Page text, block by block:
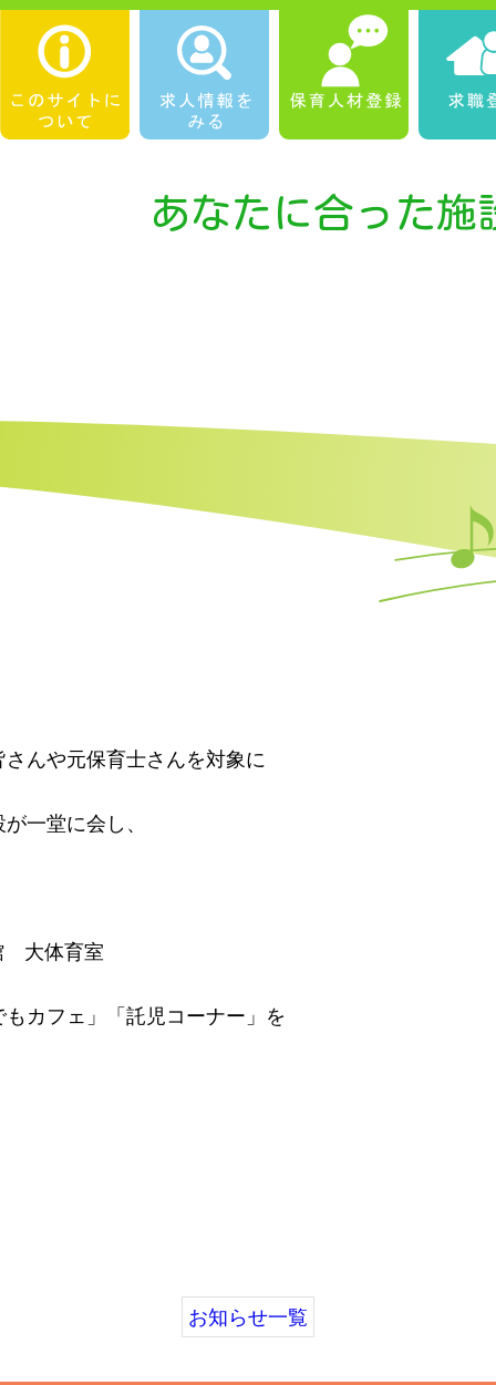
あなたに合った施
んや元保育士さんを対象に
一堂に会し、
大体育室
カフェ」「託児コーナー」を
お知らせ一覧